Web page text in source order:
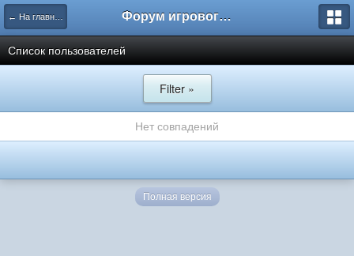
← На главную Форум игрового проекта Riverrise
Список пользователей
Filter »
Нет совпадений
Полная версия